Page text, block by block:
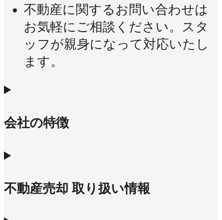
不動産に関するお問い合わせは
お気軽にご相談ください。スタ
ッフが親身になって対応いたし
ます。
会社の特徴
不動産売却 取り扱い情報